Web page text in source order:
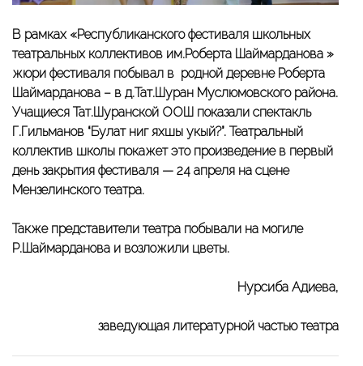
В рамках «Республиканского фестиваля школьных
театральных коллективов им.Роберта Шаймарданова »
жюри фестиваля побывал в родной деревне Роберта
Шаймарданова – в д.Тат.Шуран Муслюмовского района.
Учащиеся Тат.Шуранской ООШ показали спектакль
Г.Гильманов “Булат нигә яхшы укый?”. Театральный
коллектив школы покажет это произведение в первый
день закрытия фестиваля — 24 апреля на сцене
Мензелинского театра.
Также представители театра побывали на могиле
Р.Шаймарданова и возложили цветы.
Нурсиба Адиева,
заведующая литературной частью театра